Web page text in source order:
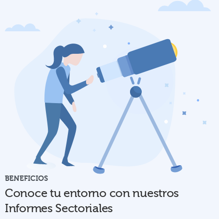
BENEFICIOS
Conoce tu entorno con nuestros
Informes Sectoriales